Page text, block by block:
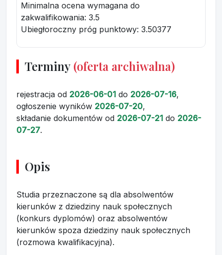
Minimalna ocena wymagana do
zakwalifikowania: 3.5
Ubiegłoroczny próg punktowy: 3.50377
Terminy (oferta archiwalna)
rejestracja od 2026-06-01 do 2026-07-16,
ogłoszenie wyników 2026-07-20,
składanie dokumentów od 2026-07-21 do 2026-
07-27.
Opis
Studia przeznaczone są dla absolwentów
kierunków z dziedziny nauk społecznych
(konkurs dyplomów) oraz absolwentów
kierunków spoza dziedziny nauk społecznych
(rozmowa kwalifikacyjna).